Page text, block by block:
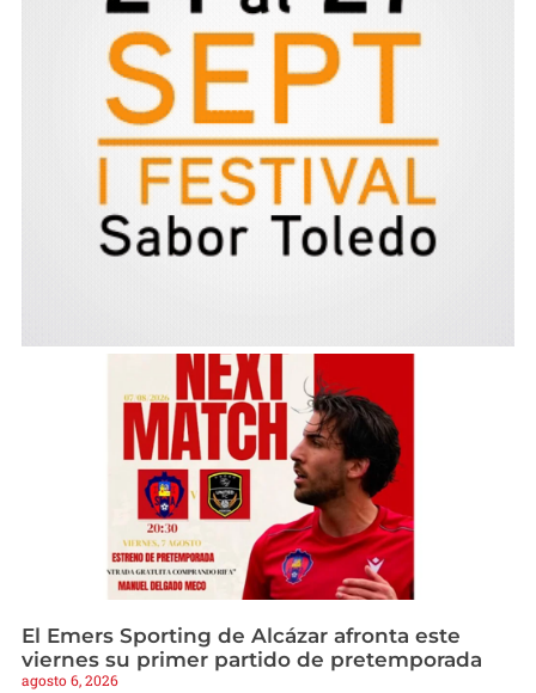
El Emers Sporting de Alcázar afronta este
viernes su primer partido de pretemporada
agosto 6, 2026